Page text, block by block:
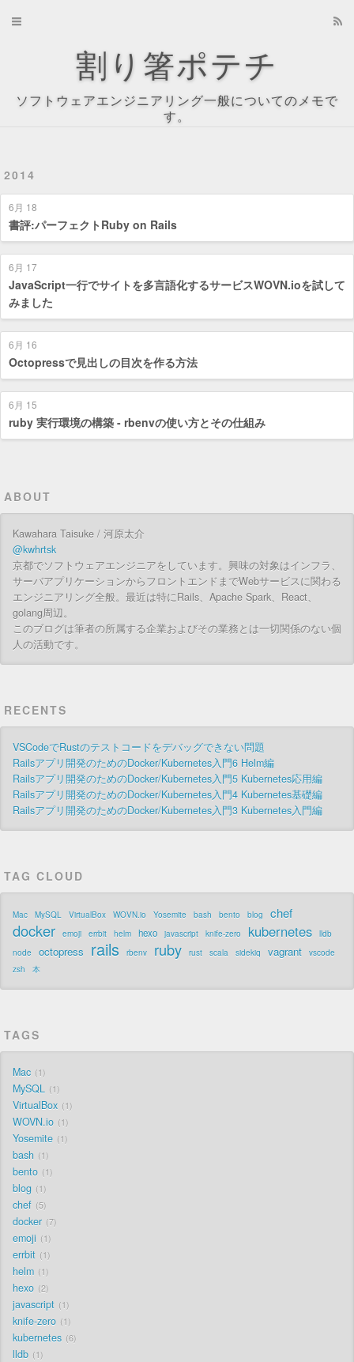
割り箸ポテチ
ソフトウェアエンジニアリング一般についてのメモで
す。
2014
6月 18
書評:パーフェクトRuby on Rails
6月 17
JavaScript一行でサイトを多言語化するサービスWOVN.ioを試して
みました
6月 16
Octopressで見出しの目次を作る方法
6月 15
ruby 実行環境の構築 - rbenvの使い方とその仕組み
ABOUT
Kawahara Taisuke / 河原太介
@kwhrtsk
京都でソフトウェアエンジニアをしています。興味の対象はインフラ、
サーバアプリケーションからフロントエンドまでWebサービスに関わる
エンジニアリング全般。最近は特にRails、Apache Spark、React、
golang周辺。
このブログは筆者の所属する企業およびその業務とは一切関係のない個
人の活動です。
RECENTS
VSCodeでRustのテストコードをデバッグできない問題
Railsアプリ開発のためのDocker/Kubernetes入門6 Helm編
Railsアプリ開発のためのDocker/Kubernetes入門5 Kubernetes応用編
Railsアプリ開発のためのDocker/Kubernetes入門4 Kubernetes基礎編
Railsアプリ開発のためのDocker/Kubernetes入門3 Kubernetes入門編
TAG CLOUD
Mac MySQL VirtualBox WOVN.io Yosemite bash bento blog chef
docker emoji errbit helm hexo javascript knife-zero kubernetes
lldb
node
octopress rails rbenv ruby rust scala sidekiq vagrant
vscode
zsh
本
TAGS
Mac 1
MySQL 1
VirtualBox 1
WOVN.io 1
Yosemite 1
bash 1
bento 1
blog 1
chef 5
docker 7
emoji 1
errbit 1
helm 1
hexo 2
javascript 1
knife-zero 1
kubernetes 6
lldb 1
Home
About
Tag Cloud
Tags
Categories